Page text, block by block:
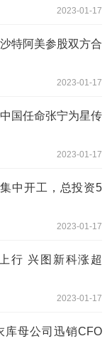
2023-01-17
特阿美参股双方合
2023-01-17
国任命张宁为星传
2023-01-17
中开工，总投资5
2023-01-17
行 兴图新科涨超
2023-01-17
库母公司迅销CFO